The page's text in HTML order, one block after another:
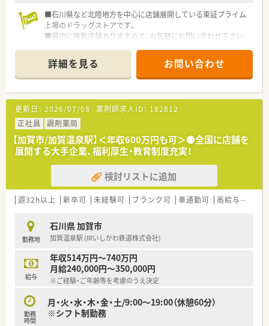
■石川県など北陸地方を中心に店舗展開している東証プライム
上場のドラッグストアです。
■県内に複数店舗ありますので、お気軽にお問い合わせ下さい。
詳細を見る お問い合わせ
更新日： 2026/07/08 薬剤師求人ID： 182812
正社員
調剤薬局
【加賀市/加賀温泉駅】＜年収600万円も可＞●全国に店舗を
展開する大手企業、福利厚生・教育制度充実！
検討リストに追加
週32h以上 新卒可 未経験可 ブランク可 車通勤可 高給与(600万円以上)
勤務地
石川県 加賀市
加賀温泉駅 (IRいしかわ鉄道株式会社)
給与
年収514万円～740万円
月給240,000円～350,000円
※ご経験・ご年齢等を考慮のうえ決定
勤務
時間
月・火・水・木・金・土/9:00～19:00（休憩60分）
※シフト制勤務